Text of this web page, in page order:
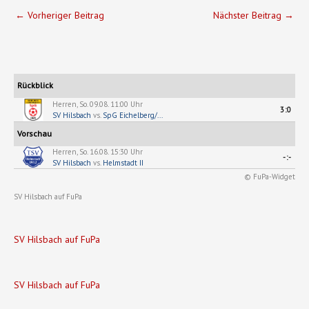
← Vorheriger Beitrag Nächster Beitrag →
Rückblick
Herren, So. 09.08. 11:00 Uhr
SV Hilsbach vs. SpG Eichelberg/...
3:0
Vorschau
Herren, So. 16.08. 15:30 Uhr
SV Hilsbach vs. Helmstadt II
-:-
© FuPa-Widget
SV Hilsbach auf FuPa
SV Hilsbach auf FuPa
SV Hilsbach auf FuPa